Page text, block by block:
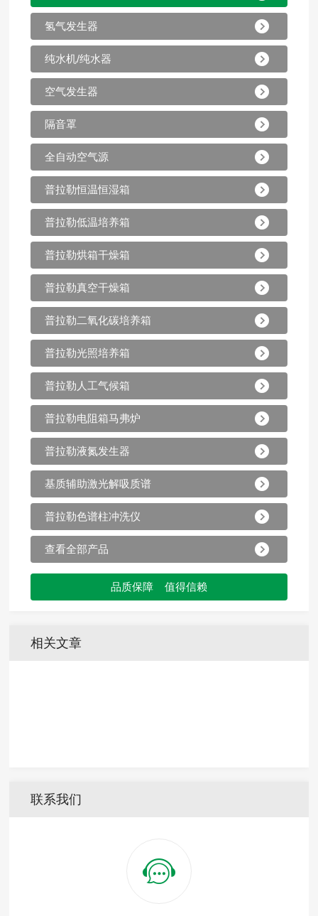
氢气发生器
纯水机/纯水器
空气发生器
隔音罩
全自动空气源
普拉勒恒温恒湿箱
普拉勒低温培养箱
普拉勒烘箱干燥箱
普拉勒真空干燥箱
普拉勒二氧化碳培养箱
普拉勒光照培养箱
普拉勒人工气候箱
普拉勒电阻箱马弗炉
普拉勒液氮发生器
基质辅助激光解吸质谱
普拉勒色谱柱冲洗仪
查看全部产品
品质保障 值得信赖
相关文章
联系我们